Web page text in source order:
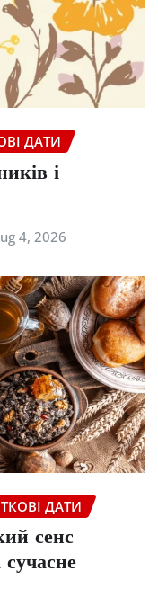
ДАТИ
і
4, 2026
ДАТИ
сенс
сучасне